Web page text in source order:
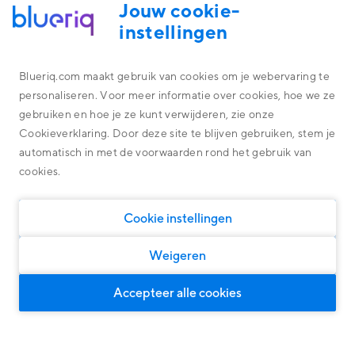
Platform
Alles omtrent de technologie achter ons platform
Blueriq Cloud
Nieuwste features
Research
Overheid
Financial Services
Software
Woningcorporaties
Algemene oplossingen
Persoonlijke klantreizen
Door middel van Dynamic Case Management
Voor intelligente en persoonlijke dialogen
Compliance
Ontdek wat onze oplossingen kunnen opleveren
Klanten Financial Services
Klanten Software
Welkom op de Blueriq Academy
Wij kennen onze software technologie door en door. Deze
kennis delen we graag met business engineers, architecten en
developers.
Jouw cookie-
instellingen
Blueriq.com maakt gebruik van cookies om je webervaring te
personaliseren. Voor meer informatie over cookies, hoe we ze
gebruiken en hoe je ze kunt verwijderen, zie onze
Cookieverklaring. Door deze site te blijven gebruiken, stem je
automatisch in met de voorwaarden rond het gebruik van
cookies.
Cookie instellingen
Weigeren
Accepteer alle cookies